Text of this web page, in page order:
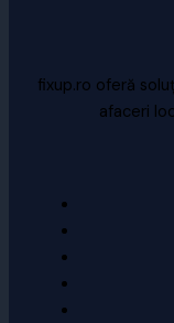
fixup.ro oferă
afaceri